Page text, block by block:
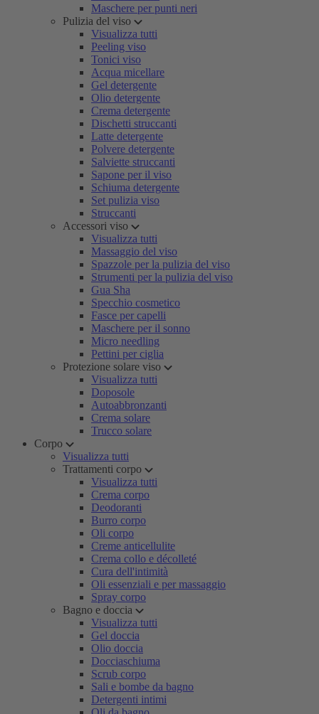
Maschere per punti neri
Pulizia del viso
Visualizza tutti
Peeling viso
Tonici viso
Acqua micellare
Gel detergente
Olio detergente
Crema detergente
Dischetti struccanti
Latte detergente
Polvere detergente
Salviette struccanti
Sapone per il viso
Schiuma detergente
Set pulizia viso
Struccanti
Accessori viso
Visualizza tutti
Massaggio del viso
Spazzole per la pulizia del viso
Strumenti per la pulizia del viso
Gua Sha
Specchio cosmetico
Fasce per capelli
Maschere per il sonno
Micro needling
Pettini per ciglia
Protezione solare viso
Visualizza tutti
Doposole
Autoabbronzanti
Crema solare
Trucco solare
Corpo
Visualizza tutti
Trattamenti corpo
Visualizza tutti
Crema corpo
Deodoranti
Burro corpo
Oli corpo
Creme anticellulite
Crema collo e décolleté
Cura dell'intimità
Oli essenziali e per massaggio
Spray corpo
Bagno e doccia
Visualizza tutti
Gel doccia
Olio doccia
Docciaschiuma
Scrub corpo
Sali e bombe da bagno
Detergenti intimi